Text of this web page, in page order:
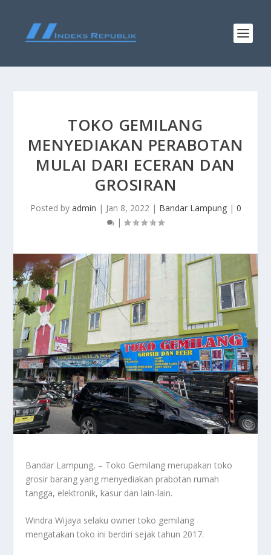
TOKO GEMILANG
MENYEDIAKAN PERABOTAN
MULAI DARI ECERAN DAN
GROSIRAN
Posted by admin | Jan 8, 2022| Bandar Lampung| 0
|
Bandar Lampung, – Toko Gemilang merupakan toko
grosir barang yang menyediakan prabotan rumah
tangga, elektronik, kasur dan lain-lain.
Windra Wijaya selaku owner toko gemilang
mengatakan toko ini berdiri sejak tahun 2017.